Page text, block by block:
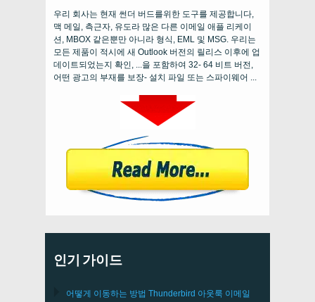
우리 회사는 현재 썬더 버드를위한 도구를 제공합니다,
맥 메일, 측근자, 유도라 많은 다른 이메일 애플 리케이
션, MBOX 같은뿐만 아니라 형식, EML 및 MSG. 우리는
모든 제품이 적시에 새 Outlook 버전의 릴리스 이후에 업
데이트되었는지 확인, ...을 포함하여 32- 64 비트 버전,
어떤 광고의 부재를 보장- 설치 파일 또는 스파이웨어 ...
인기 가이드
어떻게 이동하는 방법 Thunderbird 아웃룩 이메일